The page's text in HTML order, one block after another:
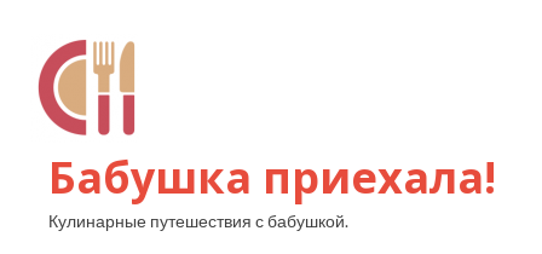
Бабушка приехала!
Кулинарные путешествия с бабушкой.